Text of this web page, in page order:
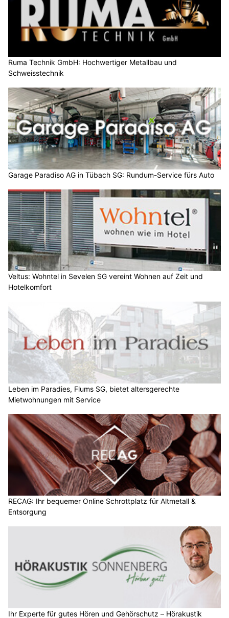
Ruma Technik GmbH: Hochwertiger Metallbau und
Schweisstechnik
Garage Paradiso AG in Tübach SG: Rundum-Service fürs Auto
Veltus: Wohntel in Sevelen SG vereint Wohnen auf Zeit und
Hotelkomfort
Leben im Paradies, Flums SG, bietet altersgerechte
Mietwohnungen mit Service
RECAG: Ihr bequemer Online Schrottplatz für Altmetall &
Entsorgung
Ihr Experte für gutes Hören und Gehörschutz – Hörakustik